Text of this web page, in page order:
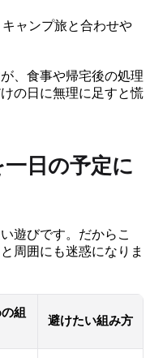
キャンプ旅と合わせや
、食事や帰宅後の処理
の日に無理に足すと慌
日の予定に
遊びです。だからこ
周囲にも迷惑になりま
組
避けたい組み方